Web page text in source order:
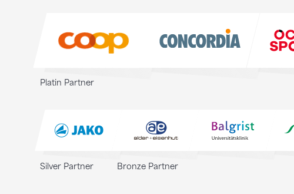
Platin Partner
Silver Partner Bronze Partner